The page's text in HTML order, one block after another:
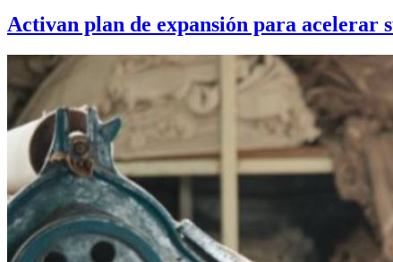
Activan plan de expansión para acelerar